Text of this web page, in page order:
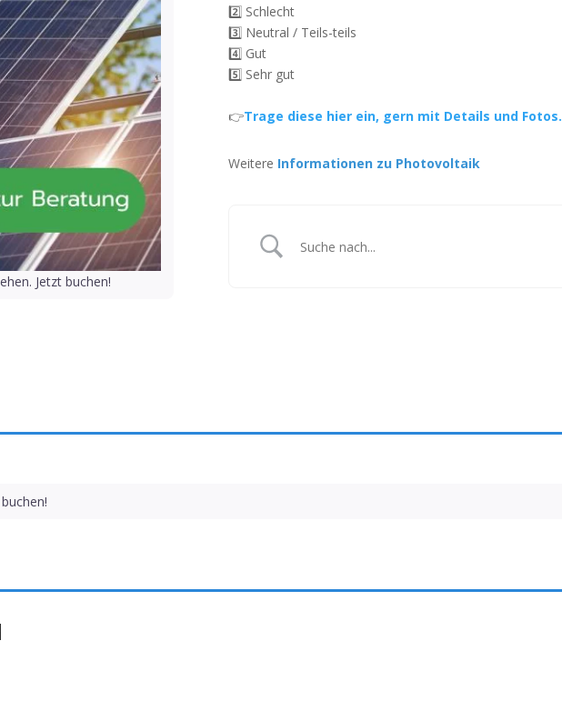
Jetzt buchen!
2️⃣ Schlecht
3️⃣ Neutral / Teils-teils
4️⃣ Gut
5️⃣ Sehr gut
👉Trage diese hier ein, gern mit Details und Fotos.
Weitere Informationen zu Photovoltaik